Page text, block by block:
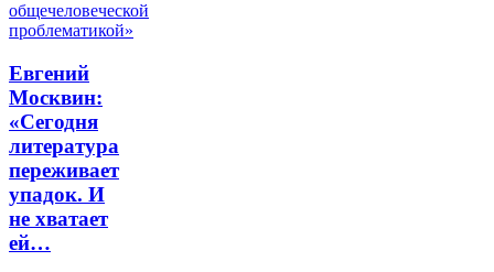
Евгений
Москвин:
«Сегодня
литература
переживает
упадок. И
не хватает
ей…